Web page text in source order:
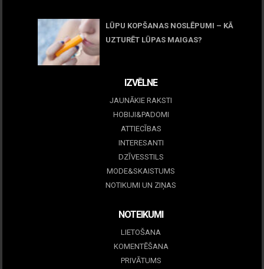
LŪPU KOPŠANAS NOSLĒPUMI – KĀ
UZTURĒT LŪPAS MAIGAS?
IZVĒLNE
JAUNĀKIE RAKSTI
HOBIJI&PADOMI
ATTIECĪBAS
INTERESANTI
DZĪVESSTILS
MODE&SKAISTUMS
NOTIKUMI UN ZIŅAS
NOTEIKUMI
LIETOŠANA
KOMENTĒŠANA
PRIVĀTUMS